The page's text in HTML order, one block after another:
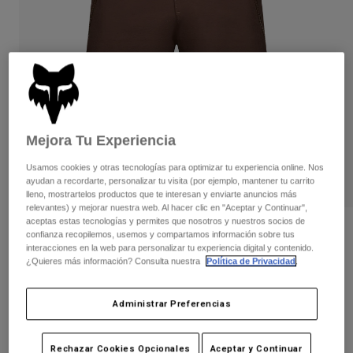
Pantalones largos
Pantalones cortos
Chaquetas y chalecos
Guantes
Protecciones
Gafas de protección
Calcetines
Accesorios
Pantalones
Chaquetas
Protecciones
Gafas de protección
Calcetines
Mochilas y accesorios
Recambios
Ver todo
Mujer
Camisetas y tops
Sudaderas
Chaquetas
Pantalones
Camisas
Niños
Gafas de Protección
Calcetines
Ver todo
Moto
Cascos
Camisetas
Pantalones
Botas
Protecciones
Gafas de Protección
Opiniones
Pantalón corto Flexair
33760
Price reduced from
99,99 €to69,99 € 30% OFF
Mejora Tu Experiencia
Usamos cookies y otras tecnologías para optimizar tu experiencia online. Nos
ayudan a recordarte, personalizar tu visita (por ejemplo, mantener tu carrito
lleno, mostrartelos productos que te interesan y enviarte anuncios más
relevantes) y mejorar nuestra web. Al hacer clic en "Aceptar y Continuar",
aceptas estas tecnologías y permites que nosotros y nuestros socios de
confianza recopilemos, usemos y compartamos información sobre tus
interacciones en la web para personalizar tu experiencia digital y contenido.
¿Quieres más información? Consulta nuestra
Política de Privacidad.
Administrar Preferencias
Rechazar Cookies Opcionales Aceptar y Continuar